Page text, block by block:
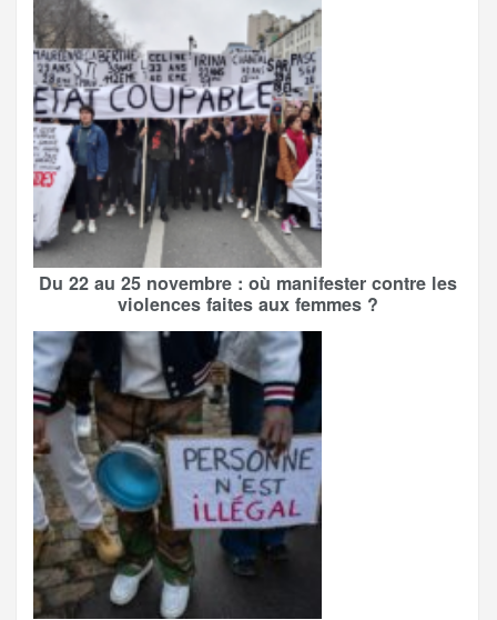
Du 22 au 25 novembre : où manifester contre les
violences faites aux femmes ?